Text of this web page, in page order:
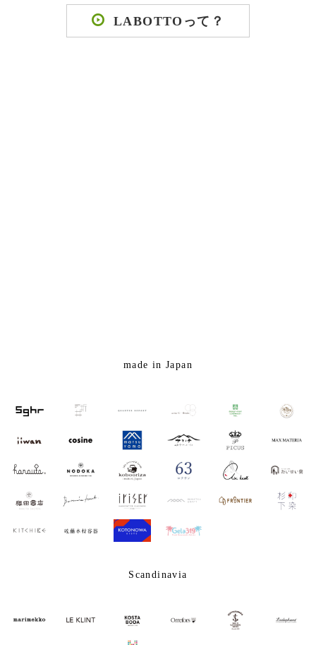
LABOTTOって？
made in Japan
Scandinavia